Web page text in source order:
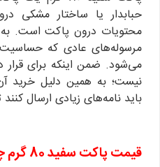
حبابدار یا ساختار مشکی
محتویات درون پاکت است. به
مرسوله‌های عادی که حساسیت
می‌شود. ضمن اینکه برای
نیست؛ به همین دلیل خرید
باید نامه‌های زیادی ارسال
قیمت پاکت سفید 80 گرم چگونه است؟